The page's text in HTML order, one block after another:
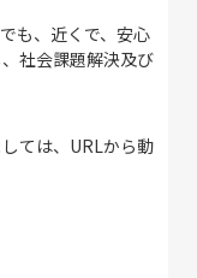
も、近くで、安心
社会課題解決及び
ては、URLから動